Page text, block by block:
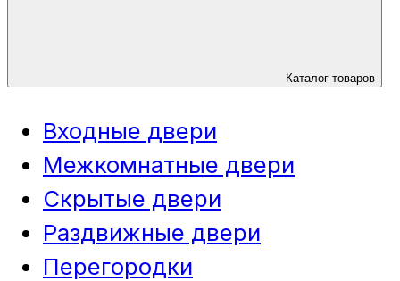
Каталог товаров
Входные двери
Межкомнатные двери
Скрытые двери
Раздвижные двери
Перегородки